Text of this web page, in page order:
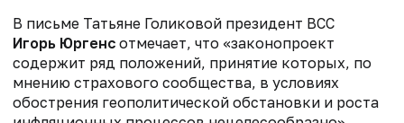
В письме Татьяне Голиковой президент ВСС
Игорь Юргенс отмечает, что «законопроект
содержит ряд положений, принятие которых, по
мнению страхового сообщества, в условиях
обострения геополитической обстановки и роста